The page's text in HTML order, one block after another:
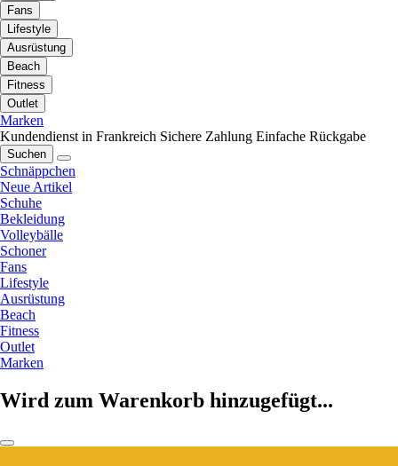
Fans
Lifestyle
Ausrüstung
Beach
Fitness
Outlet
Marken
Kundendienst in Frankreich Sichere Zahlung Einfache Rückgabe
Suchen
Schnäppchen
Neue Artikel
Schuhe
Bekleidung
Volleybälle
Schoner
Fans
Lifestyle
Ausrüstung
Beach
Fitness
Outlet
Marken
Wird zum Warenkorb hinzugefügt...